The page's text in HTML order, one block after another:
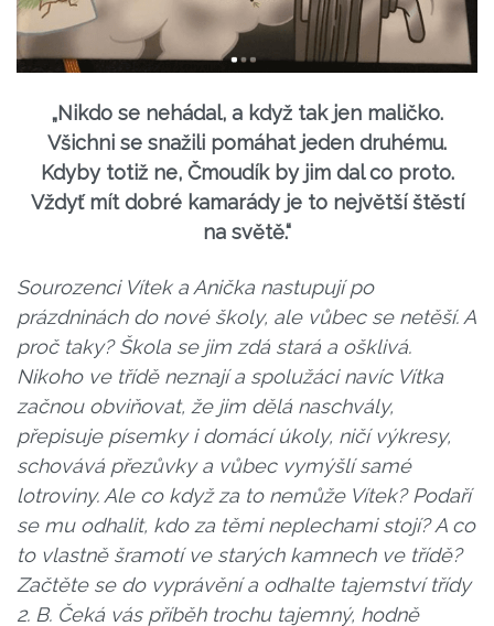
„Nikdo se nehádal, a když tak jen maličko.
Všichni se snažili pomáhat jeden druhému.
Kdyby totiž ne, Čmoudík by jim dal co proto.
Vždyť mít dobré kamarády je to největší štěstí
na světě.“
Sourozenci Vítek a Anička nastupují po
prázdninách do nové školy, ale vůbec se netěší. A
proč taky? Škola se jim zdá stará a ošklivá.
Nikoho ve třídě neznají a spolužáci navíc Vítka
začnou obviňovat, že jim dělá naschvály,
přepisuje písemky i domácí úkoly, ničí výkresy,
schovává přezůvky a vůbec vymýšlí samé
lotroviny. Ale co když za to nemůže Vítek? Podaří
se mu odhalit, kdo za těmi neplechami stojí? A co
to vlastně šramotí ve starých kamnech ve třídě?
Začtěte se do vyprávění a odhalte tajemství třídy
2. B. Čeká vás příběh trochu tajemný, hodně